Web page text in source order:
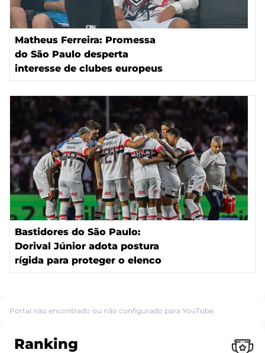
Matheus Ferreira: Promessa
do São Paulo desperta
interesse de clubes europeus
Bastidores do São Paulo:
Dorival Júnior adota postura
rígida para proteger o elenco
Portal não encontrado ou não configurado para YouTube.
Ranking